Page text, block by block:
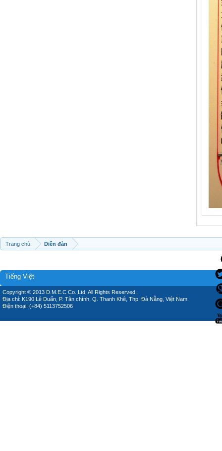
Trang chủ Diễn đàn
Tiếng Việt
Copyright © 2013 D.M.E.C Co.,Ltd, All Rights Reserved.
Địa chỉ: K190 Lê Duẩn, P. Tân chính, Q. Thanh Khê, Thp. Đà Nẵng, Việt Nam.
Điện thoại: (+84) 5113752506